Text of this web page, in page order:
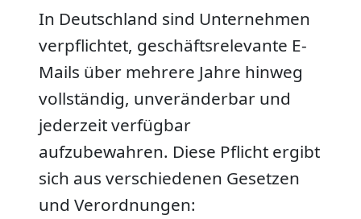
In Deutschland sind Unternehmen
verpflichtet, geschäftsrelevante E-
Mails über mehrere Jahre hinweg
vollständig, unveränderbar und
jederzeit verfügbar
aufzubewahren. Diese Pflicht ergibt
sich aus verschiedenen Gesetzen
und Verordnungen: